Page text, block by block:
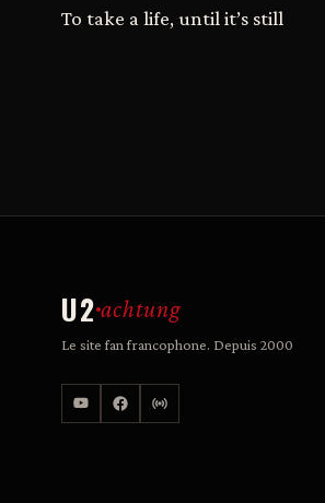
To take a life, until it’s still
U2 achtung
Le site fan francophone. Depuis 2000